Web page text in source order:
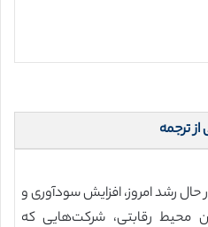
ترجمه
رشد امروز، افزایش سودآوری و
محیط رقابتی، شرکت‌هایی که